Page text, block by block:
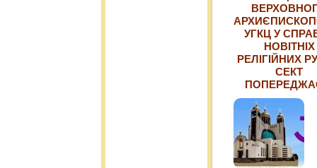
УГКЦ У
НОВІТНІХ
РЕЛІГІЙНИХ
СЕКТ